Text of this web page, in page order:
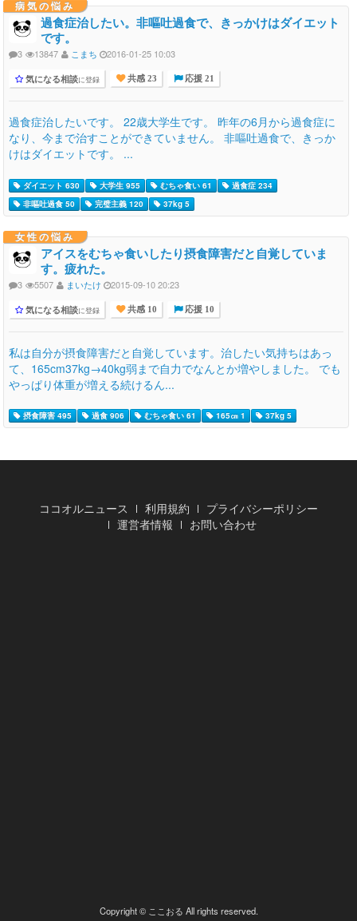
病気の悩み
過食症治したい。非嘔吐過食で、きっかけはダイエット
です。
3 13847 こまち 2016-01-25 10:03
気になる相談に登録 共感 23 応援 21
過食症治したいです。 22歳大学生です。 昨年の6月から過食症に
なり、今まで治すことができていません。 非嘔吐過食で、きっか
けはダイエットです。 ...
ダイエット 630 大学生 955 むちゃ食い 61
過食症 234
非嘔吐過食 50
完璧主義 120 37kg 5
女性の悩み
アイスをむちゃ食いしたり摂食障害だと自覚していま
す。疲れた。
3 5507 まいたけ 2015-09-10 20:23
気になる相談に登録 共感 10 応援 10
私は自分が摂食障害だと自覚しています。治したい気持ちはあっ
て、165cm37kg→40kg弱まで自力でなんとか増やしました。 でも
やっぱり体重が増える続けるん...
摂食障害 495 過食 906 むちゃ食い 61 165㎝ 1 37kg 5
ココオルニュース 利用規約
プライバシーポリシー
運営者情報
お問い合わせ
Copyright © ここおる All rights reserved.